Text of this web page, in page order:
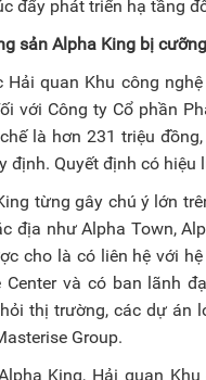
đẩy phát triển hạ tầng
sản Alpha King bị
Hải quan Khu công
với Công ty Cổ phần
là hơn 231 triệu
định. Quyết định có
từng gây chú ý lớn
địa như Alpha Town,
cho là có liên hệ với
Center và có ban lãnh
thị trường, các dự án
Group.
King, Hải quan